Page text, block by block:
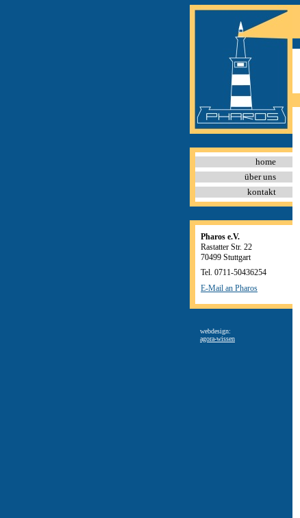
home
über uns
kontakt
Pharos e.V.
Rastatter Str. 22
70499 Stuttgart
Tel. 0711-50436254
E-Mail an Pharos
webdesign:
agora-wissen